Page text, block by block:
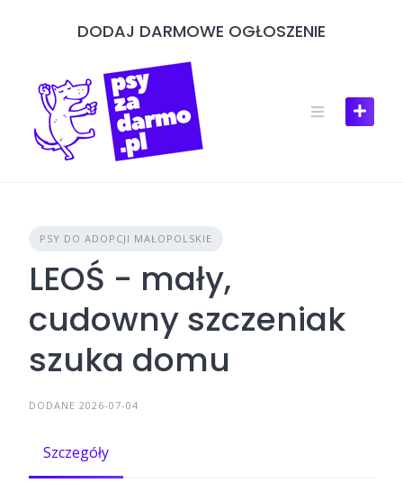
DODAJ DARMOWE OGŁOSZENIE
PSY DO ADOPCJI MAŁOPOLSKIE
LEOŚ - mały,
cudowny szczeniak
szuka domu
DODANE 2026-07-04
Szczegóły